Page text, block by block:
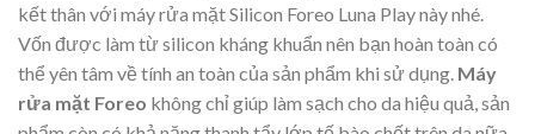
kết thân với máy rửa mặt Silicon Foreo Luna Play này nhé.
Vốn được làm từ silicon kháng khuẩn nên bạn hoàn toàn có
thể yên tâm về tính an toàn của sản phẩm khi sử dụng. Máy
rửa mặt Foreo không chỉ giúp làm sạch cho da hiệu quả, sản